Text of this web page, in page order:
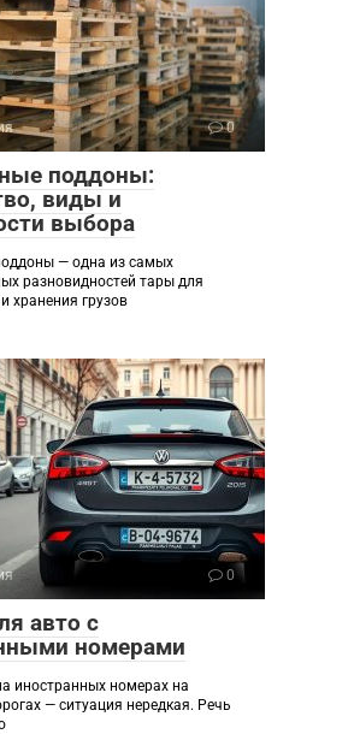
0
поддоны:
виды и
выбора
— одна из самых
разновидностей тары для
хранения грузов
0
авто с
номерами
иностранных номерах на
— ситуация нередкая. Речь